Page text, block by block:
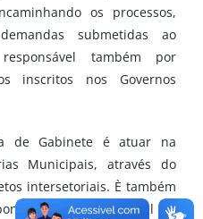
os processos,
submetidas ao
também por
inscritos nos Governos
de Gabinete é atuar na
Municipais, através do
intersetoriais. È também
pelo Cerimonial da